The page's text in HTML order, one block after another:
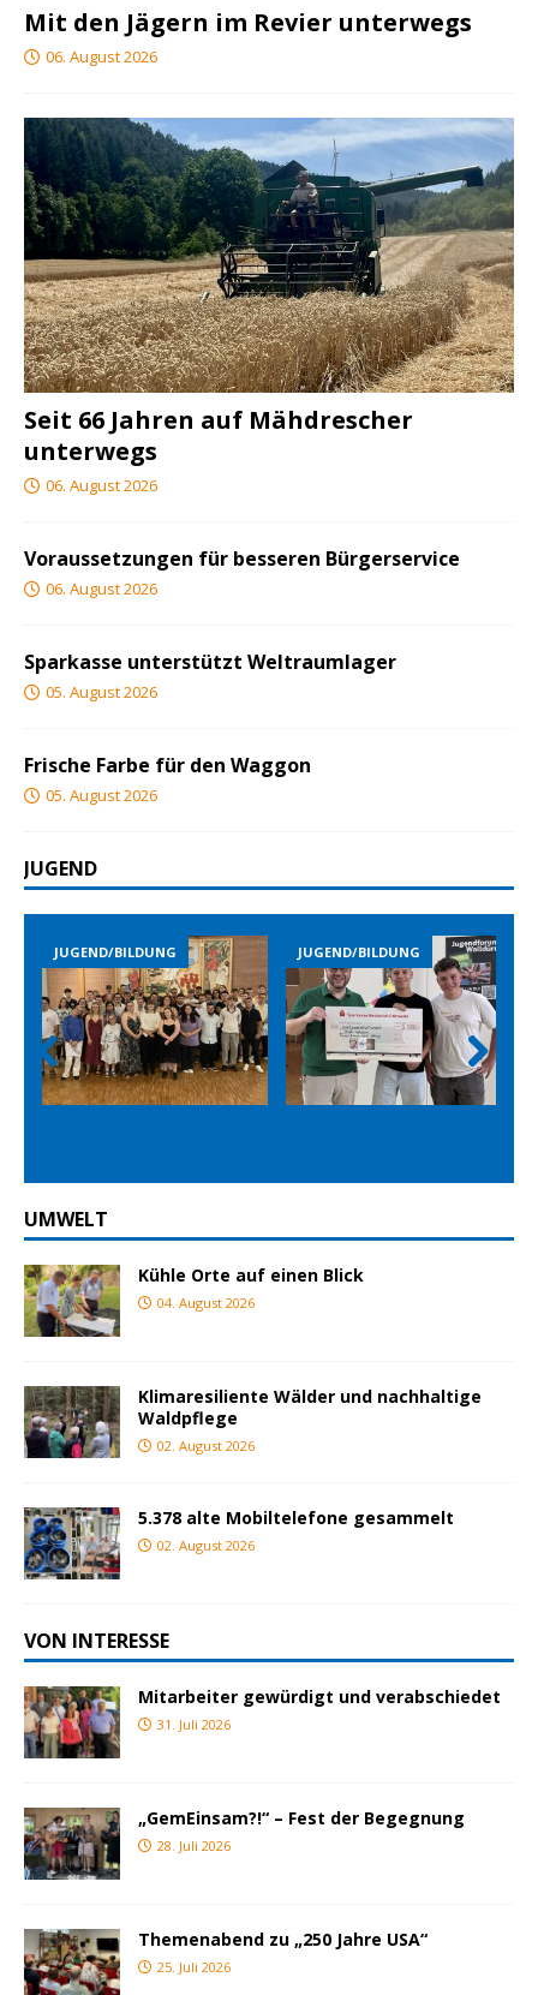
Mit den Jägern im Revier unterwegs
06. August 2026
Seit 66 Jahren auf Mähdrescher
unterwegs
06. August 2026
Voraussetzungen für besseren Bürgerservice
06. August 2026
Sparkasse unterstützt Weltraumlager
05. August 2026
Frische Farbe für den Waggon
05. August 2026
JUGEND
BILDUNG JUGEND/BILDUNG
Prev
ious
Nex
t
UMWELT
Kühle Orte auf einen Blick
04. August 2026
Klimaresiliente Wälder und nachhaltige
Waldpflege
02. August 2026
5.378 alte Mobiltelefone gesammelt
02. August 2026
VON INTERESSE
Mitarbeiter gewürdigt und verabschiedet
31. Juli 2026
„GemEinsam?!“ – Fest der Begegnung
28. Juli 2026
Themenabend zu „250 Jahre USA“
25. Juli 2026